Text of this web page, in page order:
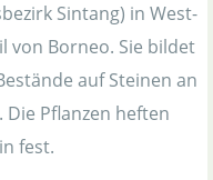
Sintang) in West-
von Borneo. Sie bildet
auf Steinen an
Pflanzen heften
fest.